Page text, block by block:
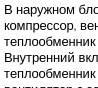
В наружном
компрессор,
Внутренний